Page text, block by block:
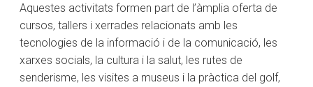
Aquestes activitats formen part de l’àmplia oferta de
cursos, tallers i xerrades relacionats amb les
tecnologies de la informació i de la comunicació, les
xarxes socials, la cultura i la salut, les rutes de
senderisme, les visites a museus i la pràctica del golf,